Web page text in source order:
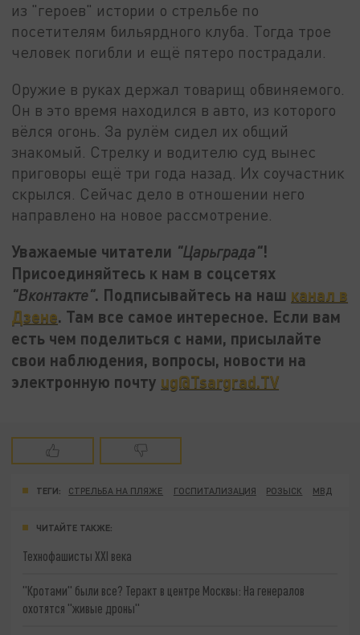
из "героев" истории о стрельбе по
посетителям бильярдного клуба. Тогда трое
человек погибли и ещё пятеро пострадали.
Оружие в руках держал товарищ обвиняемого.
Он в это время находился в авто, из которого
вёлся огонь. За рулём сидел их общий
знакомый. Стрелку и водителю суд вынес
приговоры ещё три года назад. Их соучастник
скрылся. Сейчас дело в отношении него
направлено на новое рассмотрение.
Уважаемые читатели "Царьграда"!
Присоединяйтесь к нам в соцсетях
"Вконтакте". Подписывайтесь на наш канал в
Дзене. Там все самое интересное. Если вам
есть чем поделиться с нами, присылайте
свои наблюдения, вопросы, новости на
электронную почту ug@Tsargrad.TV
ТЕГИ: СТРЕЛЬБА НА ПЛЯЖЕ ГОСПИТАЛИЗАЦИЯ РОЗЫСК МВД
ЧИТАЙТЕ ТАКЖЕ:
Технофашисты XXI века
"Кротами" были все? Теракт в центре Москвы: На генералов
охотятся "живые дроны"